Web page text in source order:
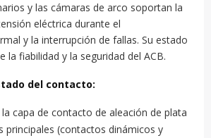
y las cámaras de arco soportan la
eléctrica durante el
y la interrupción de fallas. Su estado
la fiabilidad y la seguridad del ACB.
del contacto:
capa de contacto de aleación de plata
principales (contactos dinámicos y